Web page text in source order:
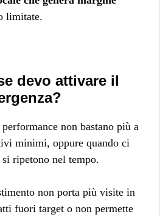
limitate.
devo attivare il
non bastano più a
minimi, oppure quando ci
ripetono nel tempo.
non porta più visite in
fuori target o non permette